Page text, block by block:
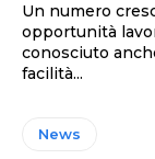
Un numero
opportunità
conosciuto
facilità...
News